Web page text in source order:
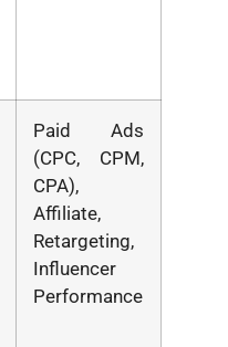
Paid Ads
(CPC, CPM,
CPA),
Affiliate,
Retargeting,
Influencer
Performance